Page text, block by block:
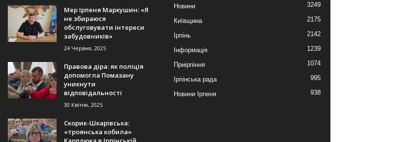
Мер Ірпеня Маркушин: «Я
не збираюся
обслуговувати інтереси
забудовників»
24 Червня, 2025
Правова діра: як поліція
допомогла Помазану
уникнути
відповідальності
30 Квітня, 2025
Скорик-Шкарівська:
«троянська кобила»
Новини 3249
Київщина 2175
Ірпінь 2142
Інформація 1239
Приірпіння 1074
Ірпінська рада 995
Новини Ірпеня 938